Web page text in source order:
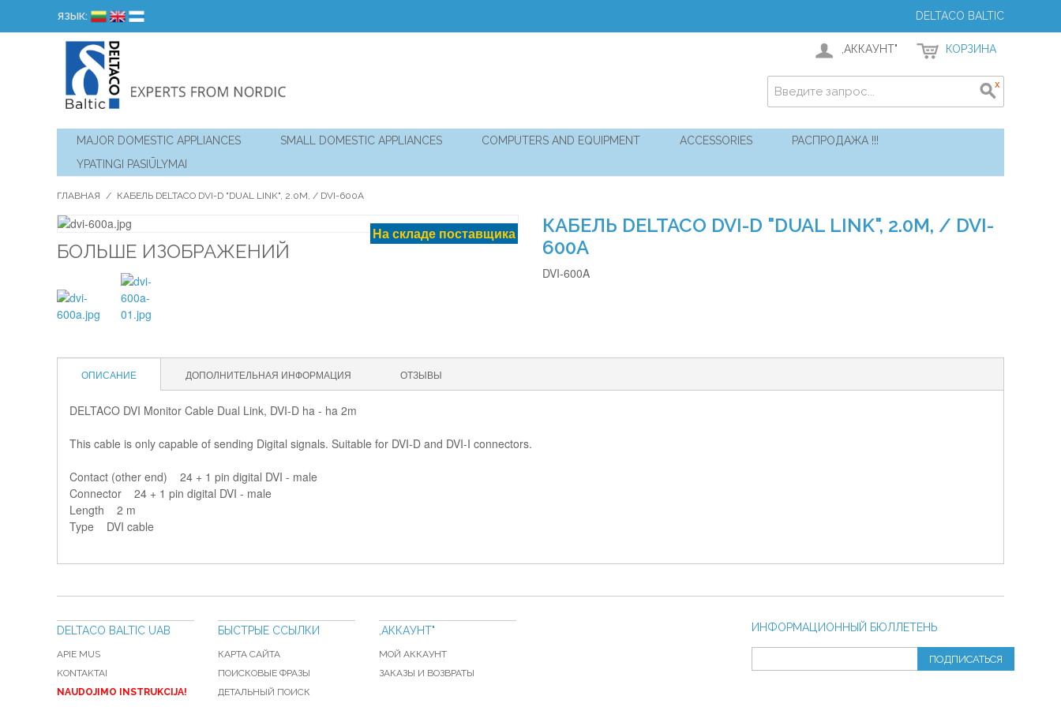
ЯЗЫК: DELTACO BALTIC
,АККАУНТ" КОРЗИНА
MAJOR DOMESTIC APPLIANCES SMALL DOMESTIC APPLIANCES COMPUTERS AND EQUIPMENT ACCESSORIES
РАСПРОДАЖА !!!
YPATINGI PASIŪLYMAI
ГЛАВНАЯ / КАБЕЛЬ DELTACO DVI-D "DUAL LINK", 2.0M, / DVI-600A
На складе поставщика
БОЛЬШЕ ИЗОБРАЖЕНИЙ
КАБЕЛЬ DELTACO DVI-D "DUAL LINK", 2.0M, / DVI-
600A
DVI-600A
ОПИСАНИЕ ДОПОЛНИТЕЛЬНАЯ ИНФОРМАЦИЯ ОТЗЫВЫ
DELTACO DVI Monitor Cable Dual Link, DVI-D ha - ha 2m
This cable is only capable of sending Digital signals. Suitable for DVI-D and DVI-I connectors.
Contact (other end) 24 + 1 pin digital DVI - male
Connector 24 + 1 pin digital DVI - male
Length 2 m
Type DVI cable
ИНФОРМАЦИОННЫЙ БЮЛЛЕТЕНЬ
ПОДПИСАТЬСЯ
DELTACO BALTIC UAB
APIE MUS
KONTAKTAI
NAUDOJIMO INSTRUKCIJA!
БЫСТРЫЕ ССЫЛКИ
КАРТА САЙТА
ПОИСКОВЫЕ ФРАЗЫ
ДЕТАЛЬНЫЙ ПОИСК
,АККАУНТ"
МОЙ АККАУНТ
ЗАКАЗЫ И ВОЗВРАТЫ